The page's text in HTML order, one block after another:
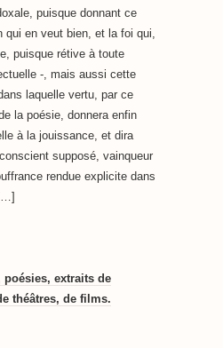
puisque donnant ce
qui en veut bien, et la foi qui,
puisque rétive à toute
-, mais aussi cette
laquelle vertu, par ce
la poésie, donnera enfin
à la jouissance, et dira
supposé, vainqueur
rendue explicite dans
poésies, extraits de
théâtres, de films.